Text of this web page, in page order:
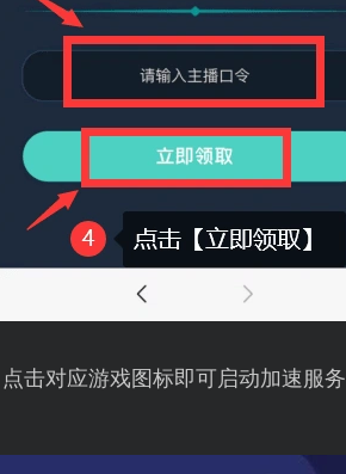
击对应游戏图标即可启动加速服务